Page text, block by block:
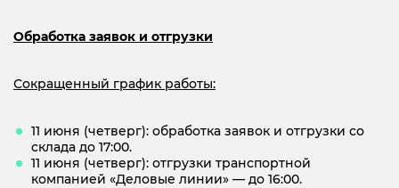
Обработка заявок и отгрузки
Сокращенный график работы:
11 июня (четверг): обработка заявок и отгрузки со
склада до 17:00.
11 июня (четверг): отгрузки транспортной
компанией «Деловые линии» — до 16:00.